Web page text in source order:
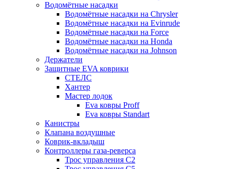
Водомётные насадки
Водомётные насадки на Chrysler
Водомётные насадки на Evinrude
Водомётные насадки на Force
Водомётные насадки на Honda
Водомётные насадки на Johnson
Держатели
Защитные EVA коврики
СТЕЛС
Хантер
Мастер лодок
Eva ковры Proff
Eva ковры Standart
Канистры
Клапана воздушные
Коврик-вкладыш
Контроллеры газа-реверса
Трос управления C2